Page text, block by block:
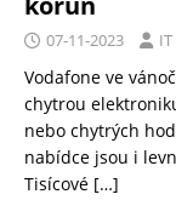
07-11-2023
Vodafone ve
chytrou
nebo chytrých
nabídce jsou i
Tisícové […]